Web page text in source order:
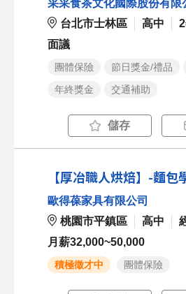
采采食茶文化國際股份有限
台北市士林區
高中
面議
團體保險 節日獎金/禮品
年終獎金
交通補助
儲存
【厚冶職人烘焙】-麵包
歐得葆家具有限公司
桃園市平鎮區
高中
月薪32,000~50,000
積極徵才中 團體保險